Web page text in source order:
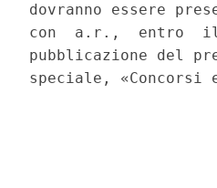
dovranno essere
con  a.r.,  entro
pubblicazione del
speciale, «Concorsi